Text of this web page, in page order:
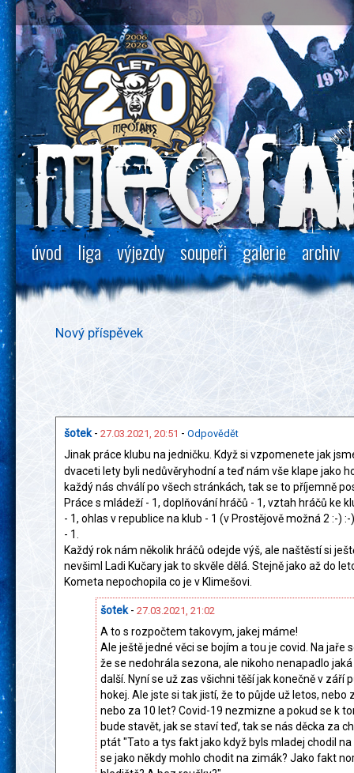
úvod liga výjezdy soupeři galerie archiv
Nový příspěvek
šotek- 27.03.2021, 20:51 - Odpovědět
Jinak práce klubu na jedničku. Když si vzpomenete jak
dvaceti lety byli nedůvěryhodní a teď nám vše klape jako
každý nás chválí po všech stránkách, tak se to příjemně
Práce s mládeží - 1, doplňování hráčů - 1, vztah hráčů ke
- 1, ohlas v republice na klub - 1 (v Prostějově možná 2 :-) :-
- 1.
Každý rok nám několik hráčů odejde výš, ale naštěstí si
nevšiml Ladi Kučary jak to skvěle dělá. Stejně jako až do
Kometa nepochopila co je v Klimešovi.
šotek- 27.03.2021, 21:02
A to s rozpočtem takovym, jakej máme!
Ale ještě jedné věci se bojím a tou je covid. Na jaře
že se nedohrála sezona, ale nikoho nenapadlo
další. Nyní se už zas všichni těší jak konečně v září
hokej. Ale jste si tak jistí, že to půjde už letos, nebo
nebo za 10 let? Covid-19 nezmizne a pokud se k
bude stavět, jak se staví teď, tak se nás děcka za
ptát "Tato a tys fakt jako když byls mladej chodil na
se jako někdy mohlo chodit na zimák? Jako fakt